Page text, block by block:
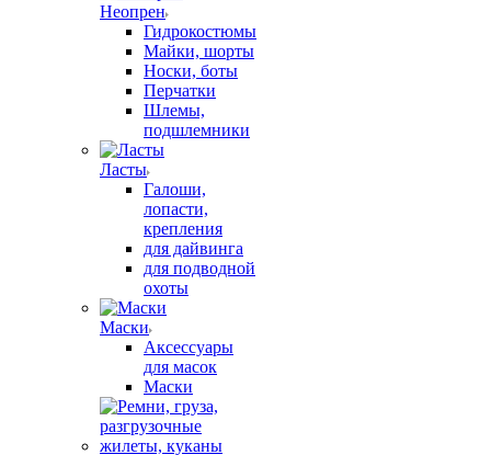
Неопрен
Гидрокостюмы
Майки, шорты
Носки, боты
Перчатки
Шлемы,
подшлемники
Ласты
Галоши,
лопасти,
крепления
для дайвинга
для подводной
охоты
Маски
Аксессуары
для масок
Маски